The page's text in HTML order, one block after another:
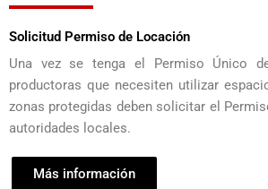
Solicitud Permiso de Locación
Una vez se tenga el Permiso Único
productoras que necesiten utilizar
zonas protegidas deben solicitar el
autoridades locales.
Más información